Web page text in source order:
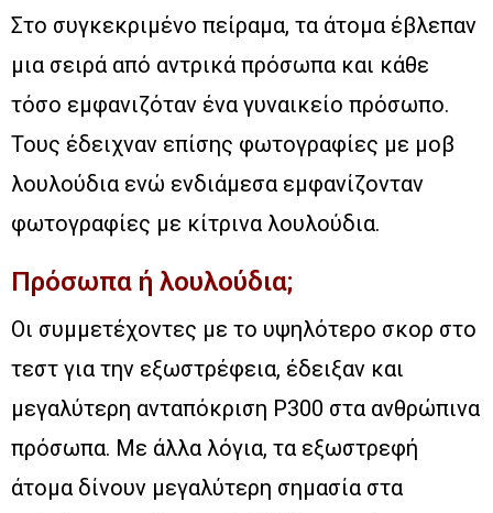
Στο συγκεκριμένο πείραμα, τα άτομα έβλεπαν
μια σειρά από αντρικά πρόσωπα και κάθε
τόσο εμφανιζόταν ένα γυναικείο πρόσωπο.
Τους έδειχναν επίσης φωτογραφίες με μοβ
λουλούδια ενώ ενδιάμεσα εμφανίζονταν
φωτογραφίες με κίτρινα λουλούδια.
Πρόσωπα ή λουλούδια;
Οι συμμετέχοντες με το υψηλότερο σκορ στο
τεστ για την εξωστρέφεια, έδειξαν και
μεγαλύτερη ανταπόκριση P300 στα ανθρώπινα
πρόσωπα. Με άλλα λόγια, τα εξωστρεφή
άτομα δίνουν μεγαλύτερη σημασία στα